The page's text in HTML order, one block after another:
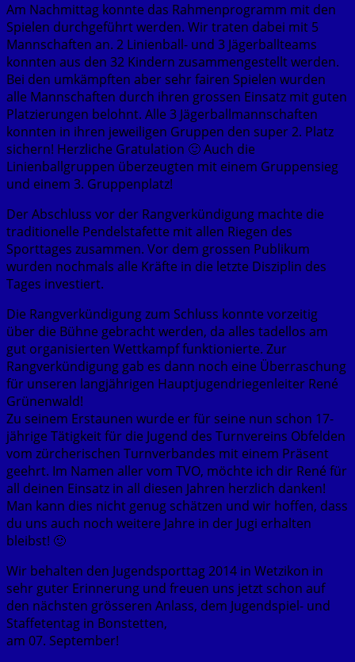
Am Nachmittag konnte das Rahmenprogramm mit den
Spielen durchgeführt werden. Wir traten dabei mit 5
Mannschaften an. 2 Linienball- und 3 Jägerballteams
konnten aus den 32 Kindern zusammengestellt werden.
Bei den umkämpften aber sehr fairen Spielen wurden
alle Mannschaften durch ihren grossen Einsatz mit guten
Platzierungen belohnt. Alle 3 Jägerballmannschaften
konnten in ihren jeweiligen Gruppen den super 2. Platz
sichern! Herzliche Gratulation 🙂 Auch die
Linienballgruppen überzeugten mit einem Gruppensieg
und einem 3. Gruppenplatz!
Der Abschluss vor der Rangverkündigung machte die
traditionelle Pendelstafette mit allen Riegen des
Sporttages zusammen. Vor dem grossen Publikum
wurden nochmals alle Kräfte in die letzte Disziplin des
Tages investiert.
Die Rangverkündigung zum Schluss konnte vorzeitig
über die Bühne gebracht werden, da alles tadellos am
gut organisierten Wettkampf funktionierte. Zur
Rangverkündigung gab es dann noch eine Überraschung
für unseren langjährigen Hauptjugendriegenleiter René
Grünenwald!
Zu seinem Erstaunen wurde er für seine nun schon 17-
jährige Tätigkeit für die Jugend des Turnvereins Obfelden
vom zürcherischen Turnverbandes mit einem Präsent
geehrt. Im Namen aller vom TVO, möchte ich dir René für
all deinen Einsatz in all diesen Jahren herzlich danken!
Man kann dies nicht genug schätzen und wir hoffen, dass
du uns auch noch weitere Jahre in der Jugi erhalten
bleibst! 🙂
Wir behalten den Jugendsporttag 2014 in Wetzikon in
sehr guter Erinnerung und freuen uns jetzt schon auf
den nächsten grösseren Anlass, dem Jugendspiel- und
Staffetentag in Bonstetten,
am 07. September!